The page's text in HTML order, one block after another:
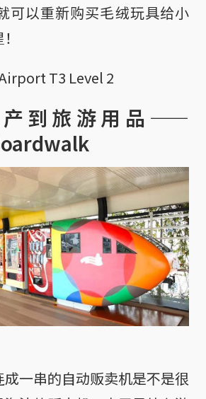
可以重新购买毛绒玩具给小
T3 Level 2
产到旅游用品——
一串的自动贩卖机是不是很